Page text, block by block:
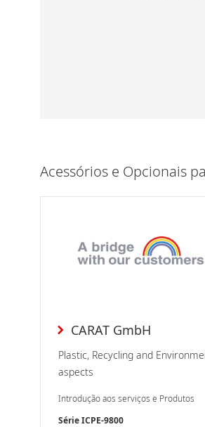
Acessórios e Opcionais
CARAT GmbH
Plastic, Recycling and
aspects
Introdução aos serviços e Produtos
Série ICPE-9800